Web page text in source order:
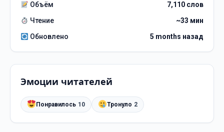
Объём
7,110 слов
Чтение
~33 мин
Обновлено
5 months назад
Эмоции читателей
Понравилось 10 Тронуло 2